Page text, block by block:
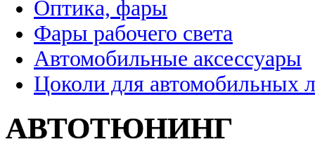
Оптика, фары
Фары рабочего света
Автомобильные аксессуары
Цоколи для автомобильных
АВТОТЮНИНГ